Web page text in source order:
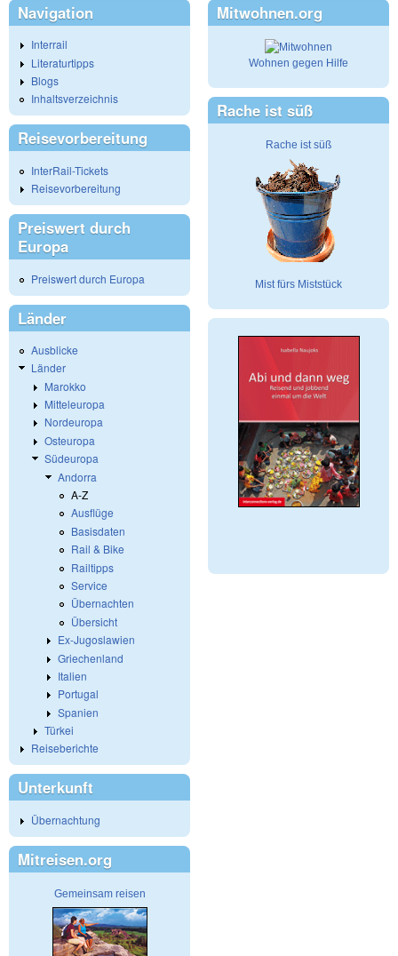
Navigation
Interrail
Literaturtipps
Blogs
Inhaltsverzeichnis
Reisevorbereitung
InterRail-Tickets
Reisevorbereitung
Preiswert durch
Europa
Preiswert durch Europa
Länder
Ausblicke
Länder
Marokko
Mitteleuropa
Nordeuropa
Osteuropa
Südeuropa
Andorra
A-Z
Ausflüge
Basisdaten
Rail & Bike
Railtipps
Service
Übernachten
Übersicht
Ex-Jugoslawien
Griechenland
Italien
Portugal
Spanien
Türkei
Reiseberichte
Unterkunft
Übernachtung
Mitreisen.org
Gemeinsam reisen
Mitwohnen.org
Wohnen gegen Hilfe
Rache ist süß
Rache ist süß
Mist fürs Miststück